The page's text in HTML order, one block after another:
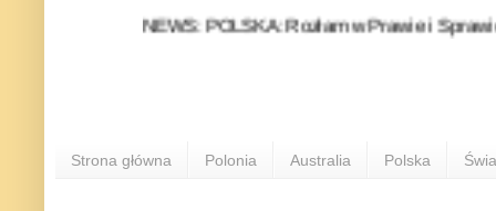
NEWS: POLSKA: Rozłam w Prawie i
Strona główna Polonia Australia Polska